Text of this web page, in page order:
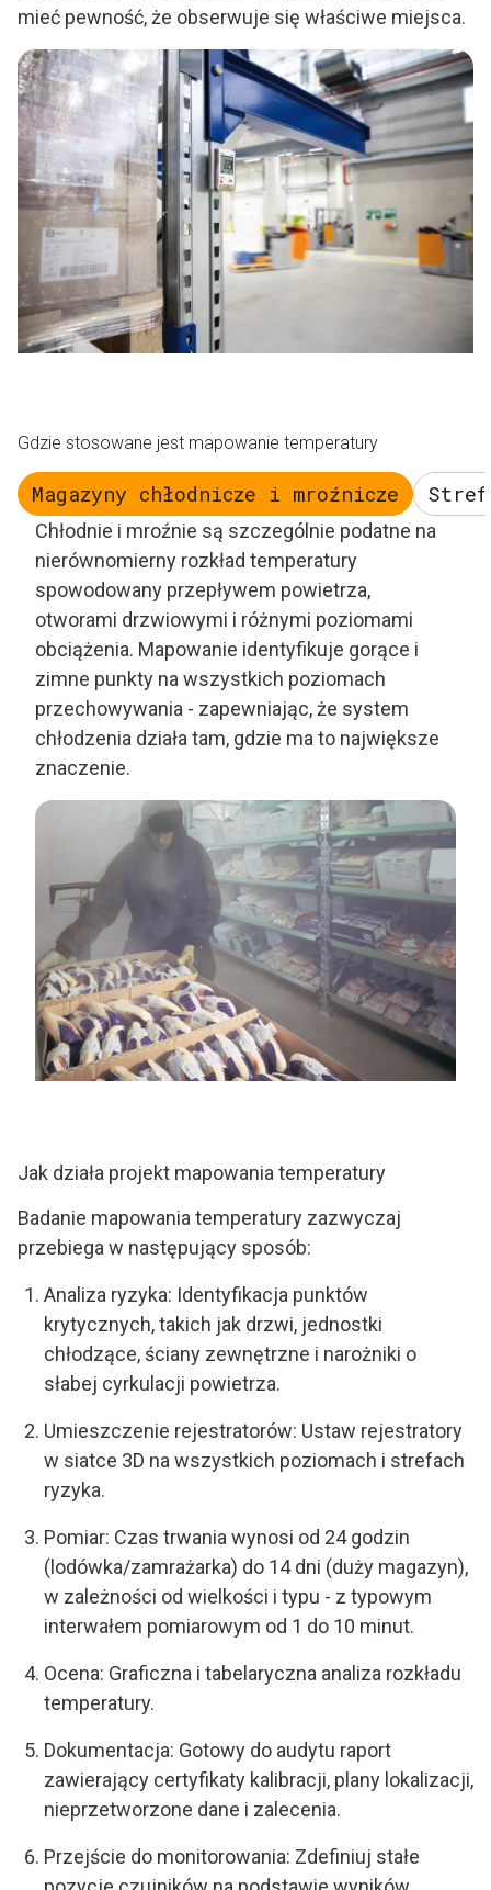
mieć pewność, że obserwuje się właściwe miejsca.
Gdzie stosowane jest mapowanie temperatury
Magazyny chłodnicze i mroźnicze
Chłodnie i mroźnie są szczególnie podatne na
nierównomierny rozkład temperatury
spowodowany przepływem powietrza,
otworami drzwiowymi i różnymi poziomami
obciążenia. Mapowanie identyfikuje gorące i
zimne punkty na wszystkich poziomach
przechowywania - zapewniając, że system
chłodzenia działa tam, gdzie ma to największe
znaczenie.
Jak działa projekt mapowania temperatury
Badanie mapowania temperatury zazwyczaj
przebiega w następujący sposób:
Analiza ryzyka: Identyfikacja punktów
krytycznych, takich jak drzwi, jednostki
chłodzące, ściany zewnętrzne i narożniki o
słabej cyrkulacji powietrza.
Umieszczenie rejestratorów: Ustaw rejestratory
w siatce 3D na wszystkich poziomach i strefach
ryzyka.
Pomiar: Czas trwania wynosi od 24 godzin
(lodówka/zamrażarka) do 14 dni (duży magazyn),
w zależności od wielkości i typu - z typowym
interwałem pomiarowym od 1 do 10 minut.
Ocena: Graficzna i tabelaryczna analiza rozkładu
temperatury.
Dokumentacja: Gotowy do audytu raport
zawierający certyfikaty kalibracji, plany lokalizacji,
nieprzetworzone dane i zalecenia.
Przejście do monitorowania: Zdefiniuj stałe